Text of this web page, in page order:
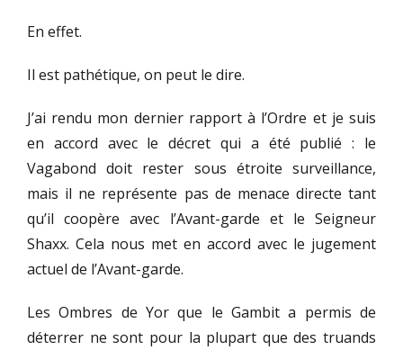
En effet.
Il est pathétique, on peut le dire.
J’ai rendu mon dernier rapport à l’Ordre et je suis
en accord avec le décret qui a été publié : le
Vagabond doit rester sous étroite surveillance,
mais il ne représente pas de menace directe tant
qu’il coopère avec l’Avant-garde et le Seigneur
Shaxx. Cela nous met en accord avec le jugement
actuel de l’Avant-garde.
Les Ombres de Yor que le Gambit a permis de
déterrer ne sont pour la plupart que des truands